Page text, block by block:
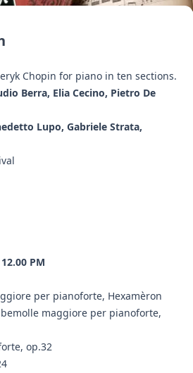
Chopin for piano in ten sections.
Berra, Elia Cecino, Pietro De
Lupo, Gabriele Strata,
PM
per pianoforte, Hexamèron
maggiore per pianoforte,
op.32